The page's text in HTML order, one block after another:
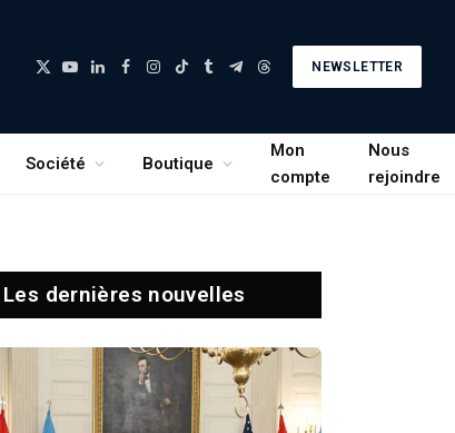
X
YouTube
LinkedInFacebook
Instagram
TikTokTumblrTelegramThreads
NEWSLETTER
Société Boutique
Mon
compte
Nous
rejoindre
Les dernières nouvelles